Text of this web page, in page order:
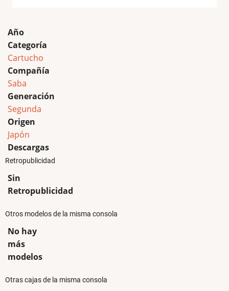
Año
Categoría
Cartucho
Compañía
Saba
Generación
Segunda
Origen
Japón
Descargas
Retropublicidad
Sin
Retropublicidad
Otros modelos de la misma consola
No hay
más
modelos
Otras cajas de la misma consola